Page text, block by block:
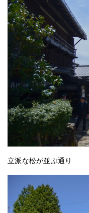
立派な松が並ぶ通り